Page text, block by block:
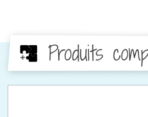
Produits